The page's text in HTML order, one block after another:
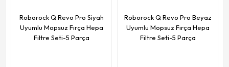
Roborock Q Revo Pro Siyah
Uyumlu Mopsuz Fırça Hepa
Filtre Seti-5 Parça
Roborock Q Revo Pro Beyaz
Uyumlu Mopsuz Fırça Hepa
Filtre Seti-5 Parça